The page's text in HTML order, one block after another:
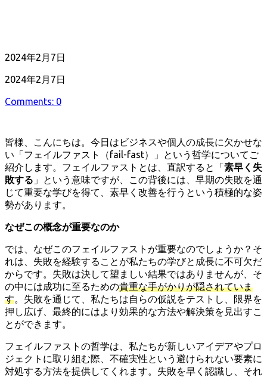
公
日
2024年2月7日
最
更
2024年2月7日
Comments: 0
皆様、こんにちは。今日はビジネスや個人の成長に欠かせな
い「フェイルファスト（fail-fast）」という哲学についてご
紹介します。フェイルファストとは、直訳すると「素早く失
敗する 」という意味ですが、この背後には、早期の失敗を通
じて重要な学びを得て、素早く改善を行うという積極的な姿
勢があります。
なぜこの概念が重要なのか
では、なぜこのフェイルファストが重要なのでしょうか？そ
れは、失敗を経験することが私たちの学びと成長に不可欠だ
からです。失敗は決して望ましい結果ではありませんが、そ
の中には成功に至るための貴重な手がかりが隠されていま
す。失敗を通じて、私たちは自らの仮説をテストし、限界を
押し広げ、最終的にはより効果的な方法や解決策を見出すこ
とができます。
フェイルファストの哲学は、私たちが新しいアイデアやプロ
ジェクトに取り組む際、不確実性という避けられない要素に
対処する方法を提供してくれます。失敗を早く認識し、それ